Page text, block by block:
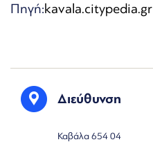
Πηγή:kavala.citypedia.gr
Διεύθυνση
Καβάλα 654 04